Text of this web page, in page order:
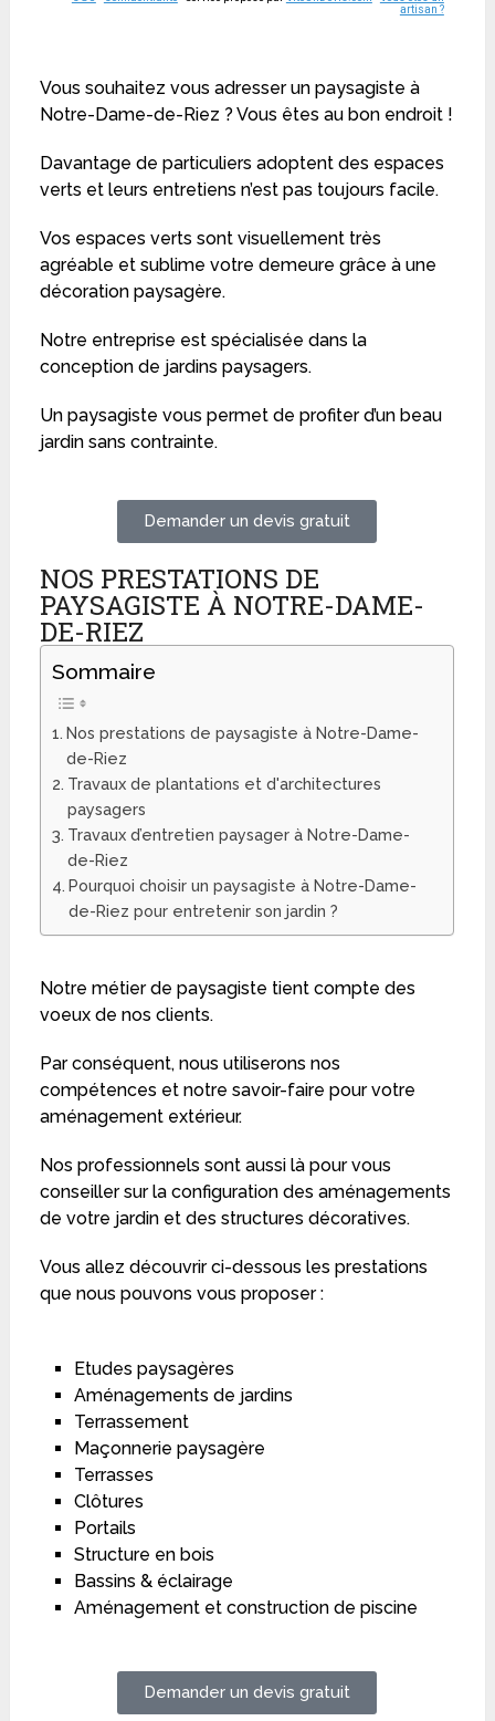
artisan ?
Vous souhaitez vous adresser un paysagiste à
Notre-Dame-de-Riez ? Vous êtes au bon endroit !
Davantage de particuliers adoptent des espaces
verts et leurs entretiens n’est pas toujours facile.
Vos espaces verts sont visuellement très
agréable et sublime votre demeure grâce à une
décoration paysagère.
Notre entreprise est spécialisée dans la
conception de jardins paysagers.
Un paysagiste vous permet de profiter d’un beau
jardin sans contrainte.
Demander un devis gratuit
NOS PRESTATIONS DE
PAYSAGISTE À NOTRE-DAME-
DE-RIEZ
Sommaire
Nos prestations de paysagiste à Notre-Dame-
de-Riez
Travaux de plantations et d'architectures
paysagers
Travaux d’entretien paysager à Notre-Dame-
de-Riez
Pourquoi choisir un paysagiste à Notre-Dame-
de-Riez pour entretenir son jardin ?
Notre métier de paysagiste tient compte des
voeux de nos clients.
Par conséquent, nous utiliserons nos
compétences et notre savoir-faire pour votre
aménagement extérieur.
Nos professionnels sont aussi là pour vous
conseiller sur la configuration des aménagements
de votre jardin et des structures décoratives.
Vous allez découvrir ci-dessous les prestations
que nous pouvons vous proposer :
Etudes paysagères
Aménagements de jardins
Terrassement
Maçonnerie paysagère
Terrasses
Clôtures
Portails
Structure en bois
Bassins & éclairage
Aménagement et construction de piscine
Demander un devis gratuit